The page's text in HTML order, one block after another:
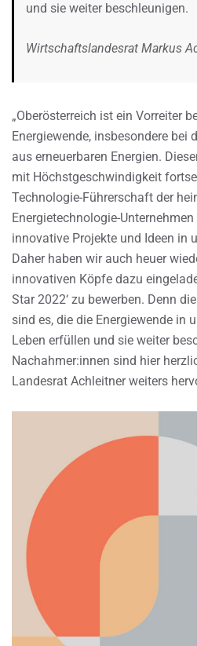
und sie weiter beschleunigen.
Wirtschaftslandesrat Markus
„Oberösterreich ist ein Vorreiter
Energiewende, insbesondere bei
aus erneuerbaren Energien.
mit Höchstgeschwindigkeit
Technologie-Führerschaft der
Energietechnologie-
innovative Projekte und Ideen in
Daher haben wir auch heuer
innovativen Köpfe dazu
Star 2022‘ zu bewerben. Denn
sind es, die die Energiewende in
Leben erfüllen und sie weiter
Nachahmer:innen sind hier
Landesrat Achleitner weiters